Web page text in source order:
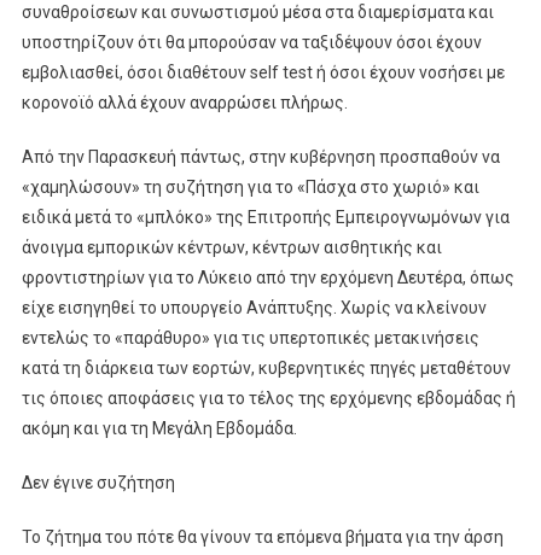
συναθροίσεων και συνωστισμού μέσα στα διαμερίσματα και
υποστηρίζουν ότι θα μπορούσαν να ταξιδέψουν όσοι έχουν
εμβολιασθεί, όσοι διαθέτουν self test ή όσοι έχουν νοσήσει με
κορονοϊό αλλά έχουν αναρρώσει πλήρως.
Από την Παρασκευή πάντως, στην κυβέρνηση προσπαθούν να
«χαμηλώσουν» τη συζήτηση για το «Πάσχα στο χωριό» και
ειδικά μετά το «μπλόκο» της Επιτροπής Εμπειρογνωμόνων για
άνοιγμα εμπορικών κέντρων, κέντρων αισθητικής και
φροντιστηρίων για το Λύκειο από την ερχόμενη Δευτέρα, όπως
είχε εισηγηθεί το υπουργείο Ανάπτυξης. Χωρίς να κλείνουν
εντελώς το «παράθυρο» για τις υπερτοπικές μετακινήσεις
κατά τη διάρκεια των εορτών, κυβερνητικές πηγές μεταθέτουν
τις όποιες αποφάσεις για το τέλος της ερχόμενης εβδομάδας ή
ακόμη και για τη Μεγάλη Εβδομάδα.
Δεν έγινε συζήτηση
Το ζήτημα του πότε θα γίνουν τα επόμενα βήματα για την άρση